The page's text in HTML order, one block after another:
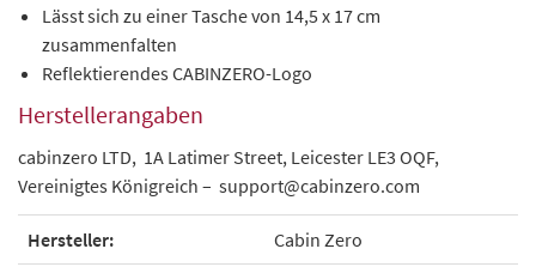
Lässt sich zu einer Tasche von 14,5 x 17 cm
zusammenfalten
Reflektierendes CABINZERO-Logo
Herstellerangaben
cabinzero LTD, 1A Latimer Street, Leicester LE3 OQF,
Vereinigtes Königreich – support@cabinzero.com
Hersteller: Cabin Zero